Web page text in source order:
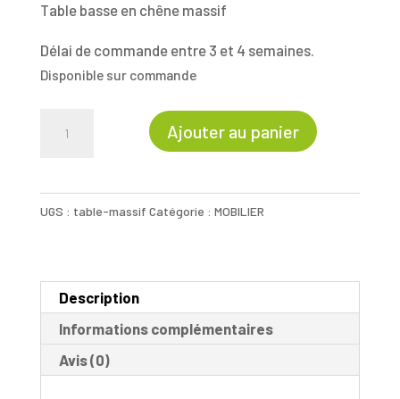
Table basse en chêne massif
Délai de commande entre 3 et 4 semaines.
Disponible sur commande
Basse
Bois
Ajouter au panier
UGS : table-massif Catégorie : MOBILIER
Description
Informations complémentaires
Avis (0)